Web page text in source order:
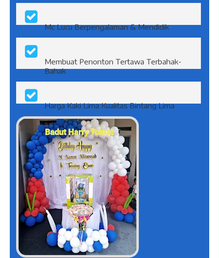
Mc Lucu Berpengalaman & Mendidik
Membuat Penonton Tertawa Terbahak-
Bahak
Harga Kaki Lima Kualitas Bintang Lima